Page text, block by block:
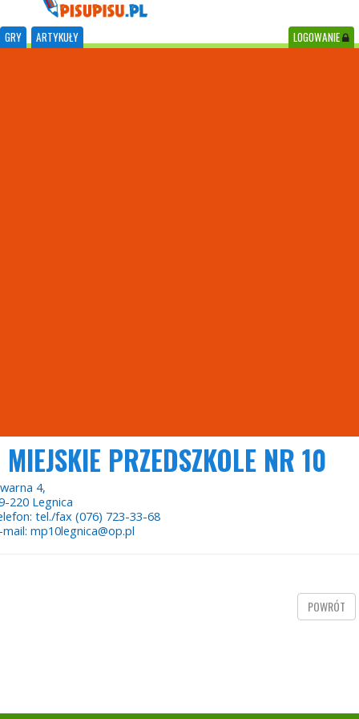
GRY ARTYKUŁY LOGOWANIE
MIEJSKIE PRZEDSZKOLE NR 10
4,
220 Legnica
tel./fax (076) 723-33-68
mp10legnica@op.pl
POWRÓT